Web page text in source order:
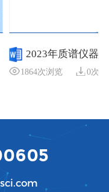
2023年质谱仪器
报告-
1864次浏览 0次